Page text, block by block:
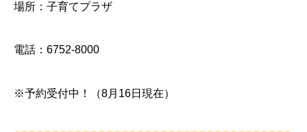
場所：子育てプラザ
電話：6752-8000
※予約受付中！（8月16日現在）